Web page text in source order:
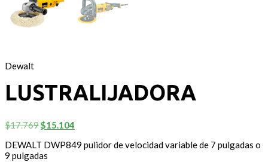
Dewalt
LUSTRALIJADORA
$17.769El
original
era:
$15.104
actual
DEWALT DWP849 pulidor de velocidad variable de 7 pulgadas o
9 pulgadas